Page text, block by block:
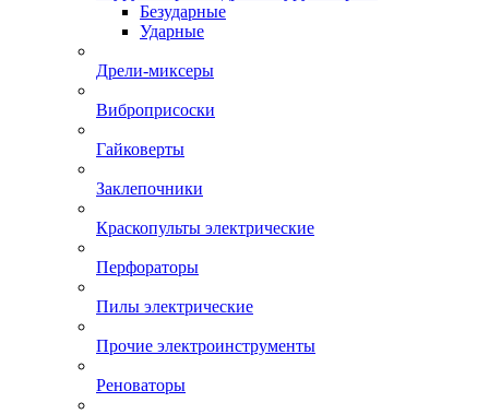
Безударные
Ударные
Дрели-миксеры
Виброприсоски
Гайковерты
Заклепочники
Краскопульты электрические
Перфораторы
Пилы электрические
Прочие электроинструменты
Реноваторы